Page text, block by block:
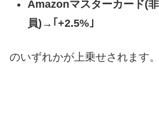
Amazonマスターカード(
員)→｢+2.5%｣
のいずれかが上乗せされます。